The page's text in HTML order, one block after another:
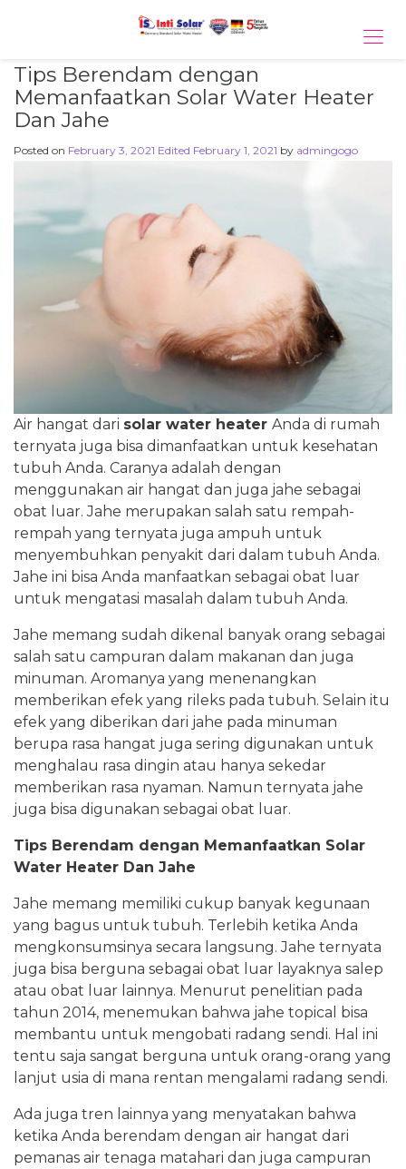
Tips Berendam dengan
Memanfaatkan Solar Water Heater
Dan Jahe
Posted on February 3, 2021 Edited February 1, 2021 by admingogo
Air hangat dari solar water heater Anda di rumah
ternyata juga bisa dimanfaatkan untuk kesehatan
tubuh Anda. Caranya adalah dengan
menggunakan air hangat dan juga jahe sebagai
obat luar. Jahe merupakan salah satu rempah-
rempah yang ternyata juga ampuh untuk
menyembuhkan penyakit dari dalam tubuh Anda.
Jahe ini bisa Anda manfaatkan sebagai obat luar
untuk mengatasi masalah dalam tubuh Anda.
Jahe memang sudah dikenal banyak orang sebagai
salah satu campuran dalam makanan dan juga
minuman. Aromanya yang menenangkan
memberikan efek yang rileks pada tubuh. Selain itu
efek yang diberikan dari jahe pada minuman
berupa rasa hangat juga sering digunakan untuk
menghalau rasa dingin atau hanya sekedar
memberikan rasa nyaman. Namun ternyata jahe
juga bisa digunakan sebagai obat luar.
Tips Berendam dengan Memanfaatkan Solar
Water Heater Dan Jahe
Jahe memang memiliki cukup banyak kegunaan
yang bagus untuk tubuh. Terlebih ketika Anda
mengkonsumsinya secara langsung. Jahe ternyata
juga bisa berguna sebagai obat luar layaknya salep
atau obat luar lainnya. Menurut penelitian pada
tahun 2014, menemukan bahwa jahe topical bisa
membantu untuk mengobati radang sendi. Hal ini
tentu saja sangat berguna untuk orang-orang yang
lanjut usia di mana rentan mengalami radang sendi.
Ada juga tren lainnya yang menyatakan bahwa
ketika Anda berendam dengan air hangat dari
pemanas air tenaga matahari dan juga campuran